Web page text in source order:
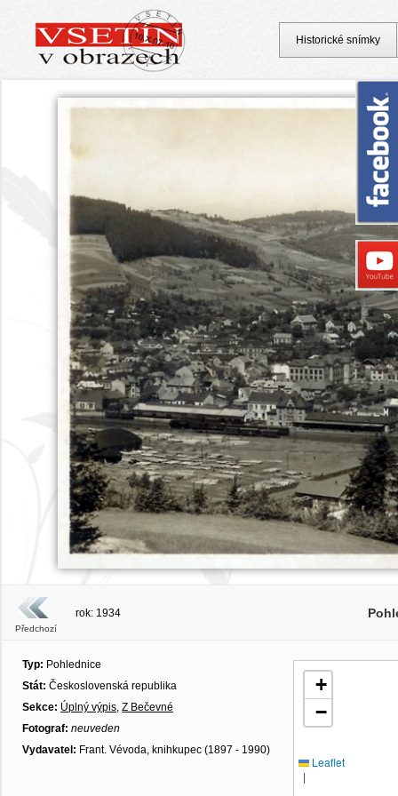
Předchozí
rok: 1934
Typ: Pohlednice
Stát: Československá republika
Sekce: Úplný výpis, Z Bečevné
Fotograf: neuveden
Vydavatel: Frant. Vévoda, knihkupec (1897 - 1990)
+
−
Leaflet
|
Historické snímky